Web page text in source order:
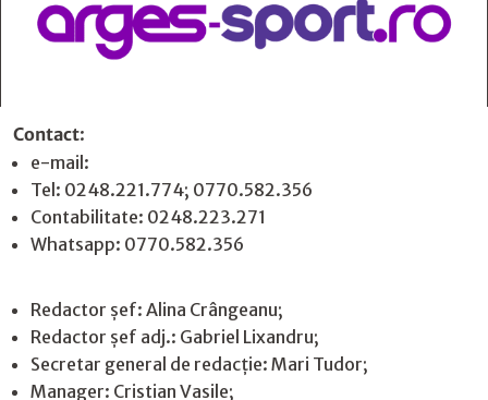
Contact:
e-mail:
Tel: 0248.221.774; 0770.582.356
Contabilitate: 0248.223.271
Whatsapp: 0770.582.356
Redactor șef: Alina Crângeanu;
Redactor șef adj.: Gabriel Lixandru;
Secretar general de redacție: Mari Tudor;
Manager: Cristian Vasile;